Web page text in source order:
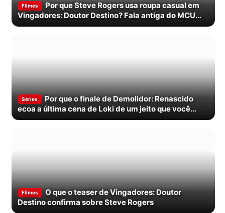
Filmes
Por que Steve Rogers usa roupa casual em
Vingadores: Doutor Destino? Fala antiga do MCU
explica
Séries
Por que o finale de Demolidor: Renascido
ecoa a última cena de Loki de um jeito que você
provavelmente não notou
Filmes
O que o teaser de Vingadores: Doutor
Destino confirma sobre Steve Rogers